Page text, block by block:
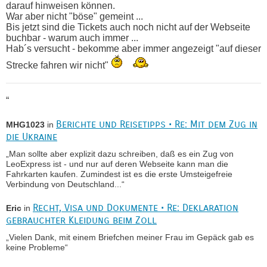
darauf hinweisen können.
War aber nicht "böse" gemeint ...
Bis jetzt sind die Tickets auch noch nicht auf der Webseite
buchbar - warum auch immer ...
Hab´s versucht - bekomme aber immer angezeigt "auf dieser
Strecke fahren wir nicht"
“
MHG1023 in Berichte und Reisetipps • Re: Mit dem Zug in
die Ukraine
„Man sollte aber explizit dazu schreiben, daß es ein Zug von
LeoExpress ist - und nur auf deren Webseite kann man die
Fahrkarten kaufen. Zumindest ist es die erste Umsteigefreie
Verbindung von Deutschland...“
Eric in Recht, Visa und Dokumente • Re: Deklaration
gebrauchter Kleidung beim Zoll
„Vielen Dank, mit einem Briefchen meiner Frau im Gepäck gab es
keine Probleme“